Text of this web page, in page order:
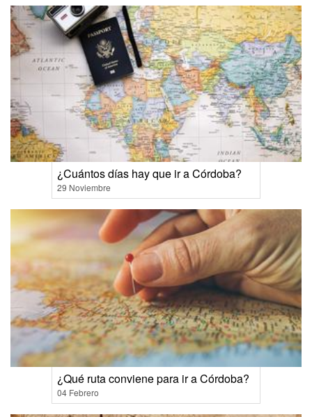
¿Cuántos días hay que ir a Córdoba?
29 Noviembre
¿Qué ruta conviene para ir a Córdoba?
04 Febrero